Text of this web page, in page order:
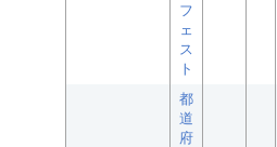
フ
ェ
ス
ト
都
道
府